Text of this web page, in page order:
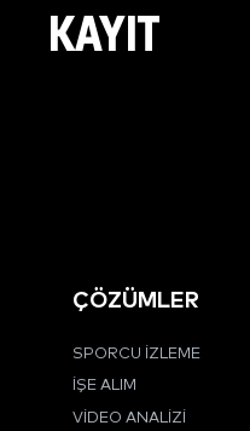
KAYIT
ÇÖZÜMLER
SPORCU İZLEME
İŞE ALIM
VIDEO ANALIZI